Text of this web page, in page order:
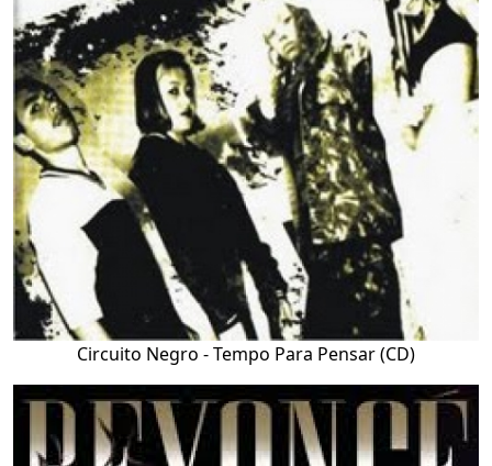
Circuito Negro - Tempo Para Pensar (CD)